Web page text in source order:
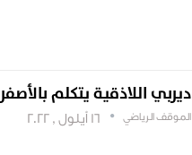
ديربي اللاذقية يتكلم بالأصفر
الموقف الرياضي 16 أيلول , 2022